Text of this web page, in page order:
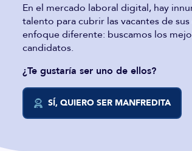
En el mercado laboral digital, hay
talento para cubrir las vacantes de
enfoque diferente: buscamos los
candidatos.
¿Te gustaría ser uno de ellos?
SÍ, QUIERO SER MANFREDITA